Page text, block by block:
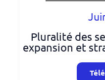
Pluralité des
expansion et